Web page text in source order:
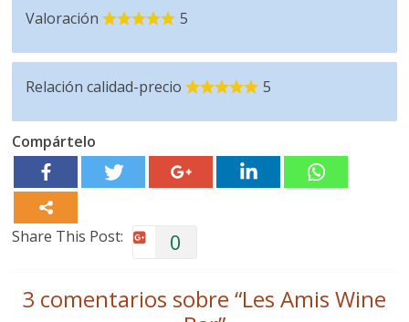
Valoración 5
Relación calidad-precio 5
Compártelo
Share This Post: 0
3 comentarios sobre “Les Amis Wine